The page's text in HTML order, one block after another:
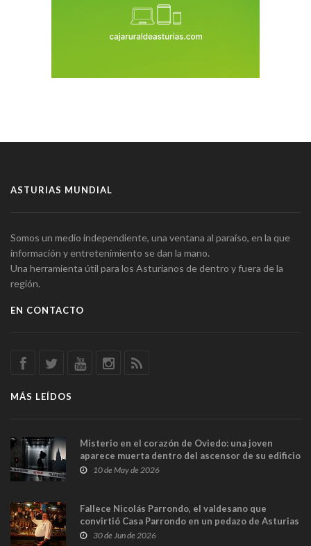
ASTURIAS MUNDIAL
Somos un medio independiente, una ventana al paraíso, en la que
información y entretenimiento se dan la mano.
Una herramienta útil para los Asturianos de dentro y fuera de la
región.
EN CONTACTO
MÁS LEÍDOS
Misterio en el corazón de Oviedo: una joven
aparece muerta dentro del ascensor de su edificio
y las cámaras captan sus últimos minutos
10 de May de 2026
Fallece Nicolás Parrondo, el valdesano que
convirtió Casa Parrondo en un pedazo de Asturias
en Madrid
30 de Jun de 2026